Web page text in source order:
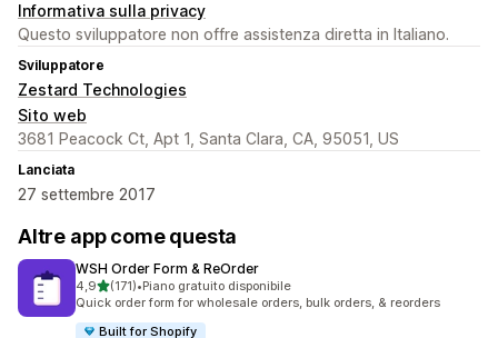
Informativa sulla privacy
Questo sviluppatore non offre assistenza diretta in Italiano.
Sviluppatore
Zestard Technologies
Sito web
3681 Peacock Ct, Apt 1, Santa Clara, CA, 95051, US
Lanciata
27 settembre 2017
Altre app come questa
WSH Order Form & ReOrder
4,9stelle su 5
(171)
171 recensioni totali
•Piano gratuito disponibile
Quick order form for wholesale orders, bulk orders, & reorders
Built for Shopify